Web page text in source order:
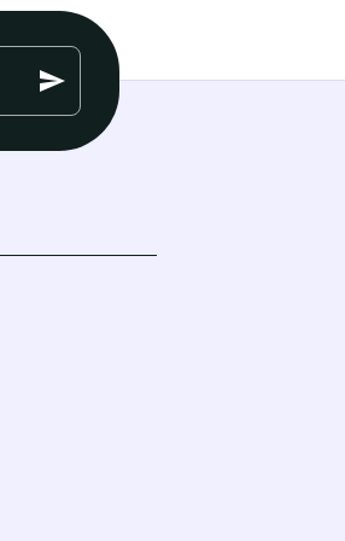
send